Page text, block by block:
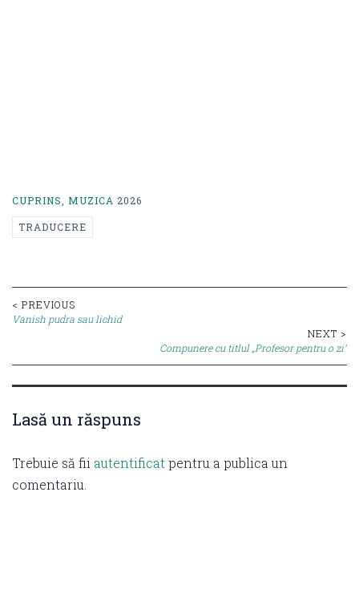
CUPRINS MUZICA 2026
TRADUCERE
Post
< PREVIOUS
Vanish pudra sau lichid
NEXT >
Compunere cu titlul „Profesor pentru o zi”
Lasă un răspuns
Trebuie să fii autentificat pentru a publica un
comentariu.